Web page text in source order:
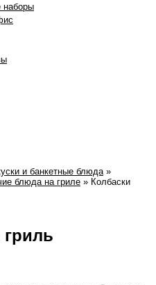
наборы
и банкетные блюда »
блюда на гриле » Колбаски
гриль